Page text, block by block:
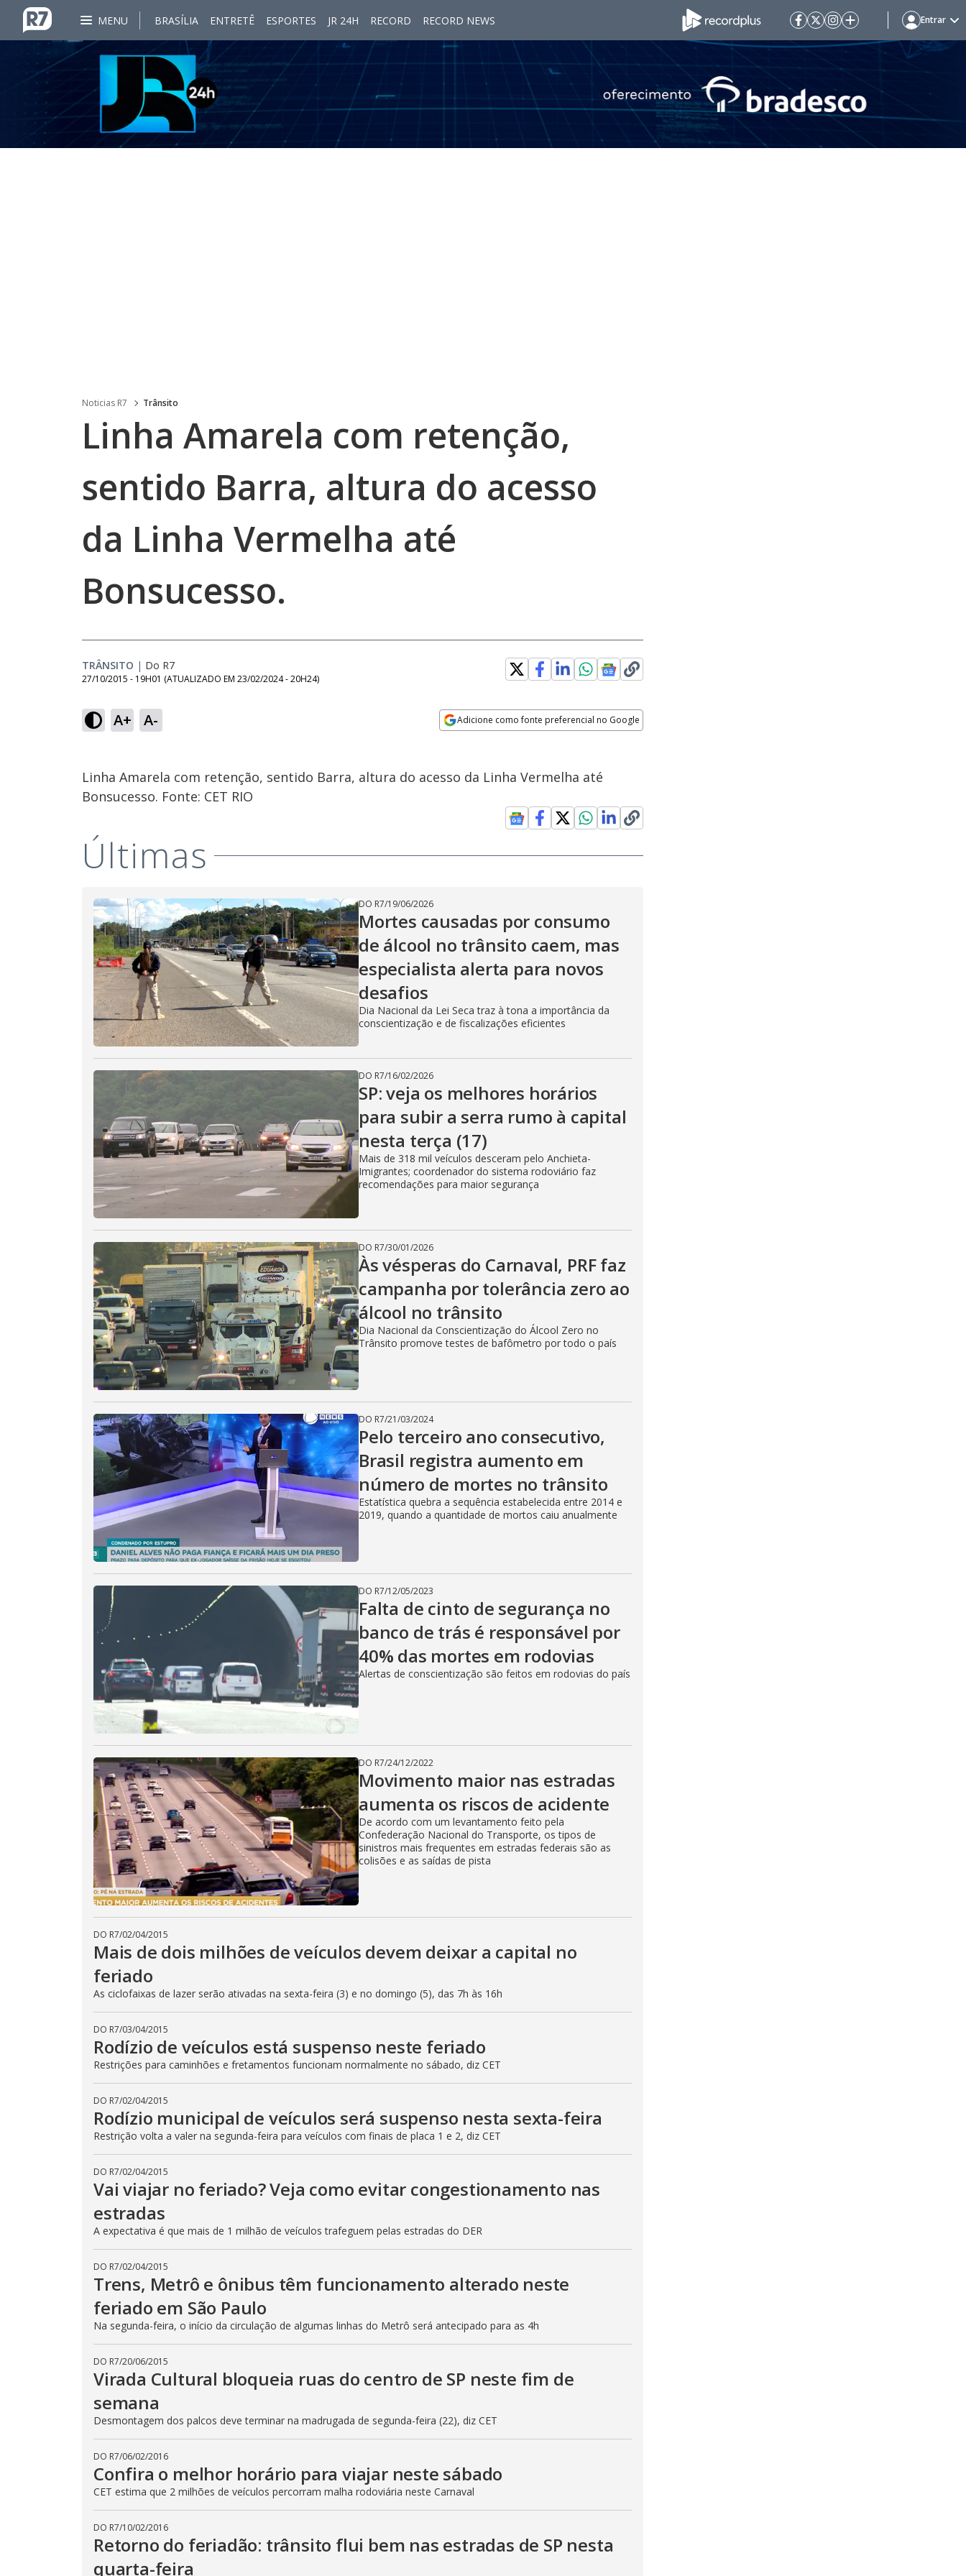
MENU BRASÍLIA ENTRETÊ ESPORTES JR 24H RECORD RECORD NEWS Entrar
Noticias R7 Trânsito
Linha Amarela com retenção,
sentido Barra, altura do acesso
da Linha Vermelha até
Bonsucesso.
TRÂNSITO | Do R7
27/10/2015 - 19H01 (ATUALIZADO EM 23/02/2024 - 20H24)
A+ A- Adicione como fonte preferencial no Google
Linha Amarela com retenção, sentido Barra, altura do acesso da Linha Vermelha até
Bonsucesso. Fonte: CET RIO
Últimas
DO R7/19/06/2026
Mortes causadas por consumo
de álcool no trânsito caem, mas
especialista alerta para novos
desafios
Dia Nacional da Lei Seca traz à tona a importância da
conscientização e de fiscalizações eficientes
DO R7/16/02/2026
SP: veja os melhores horários
para subir a serra rumo à capital
nesta terça (17)
Mais de 318 mil veículos desceram pelo Anchieta-
Imigrantes; coordenador do sistema rodoviário faz
recomendações para maior segurança
DO R7/30/01/2026
Às vésperas do Carnaval, PRF faz
campanha por tolerância zero ao
álcool no trânsito
Dia Nacional da Conscientização do Álcool Zero no
Trânsito promove testes de bafômetro por todo o país
DO R7/21/03/2024
Pelo terceiro ano consecutivo,
Brasil registra aumento em
número de mortes no trânsito
Estatística quebra a sequência estabelecida entre 2014 e
2019, quando a quantidade de mortos caiu anualmente
DO R7/12/05/2023
Falta de cinto de segurança no
banco de trás é responsável por
40% das mortes em rodovias
Alertas de conscientização são feitos em rodovias do país
DO R7/24/12/2022
Movimento maior nas estradas
aumenta os riscos de acidente
De acordo com um levantamento feito pela
Confederação Nacional do Transporte, os tipos de
sinistros mais frequentes em estradas federais são as
colisões e as saídas de pista
DO R7/02/04/2015
Mais de dois milhões de veículos devem deixar a capital no
feriado
As ciclofaixas de lazer serão ativadas na sexta-feira (3) e no domingo (5), das 7h às 16h
DO R7/03/04/2015
Rodízio de veículos está suspenso neste feriado
Restrições para caminhões e fretamentos funcionam normalmente no sábado, diz CET
DO R7/02/04/2015
Rodízio municipal de veículos será suspenso nesta sexta-feira
Restrição volta a valer na segunda-feira para veículos com finais de placa 1 e 2, diz CET
DO R7/02/04/2015
Vai viajar no feriado? Veja como evitar congestionamento nas
estradas
A expectativa é que mais de 1 milhão de veículos trafeguem pelas estradas do DER
DO R7/02/04/2015
Trens, Metrô e ônibus têm funcionamento alterado neste
feriado em São Paulo
Na segunda-feira, o início da circulação de algumas linhas do Metrô será antecipado para as 4h
DO R7/20/06/2015
Virada Cultural bloqueia ruas do centro de SP neste fim de
semana
Desmontagem dos palcos deve terminar na madrugada de segunda-feira (22), diz CET
DO R7/06/02/2016
Confira o melhor horário para viajar neste sábado
CET estima que 2 milhões de veículos percorram malha rodoviária neste Carnaval
DO R7/10/02/2016
Retorno do feriadão: trânsito flui bem nas estradas de SP nesta
quarta-feira